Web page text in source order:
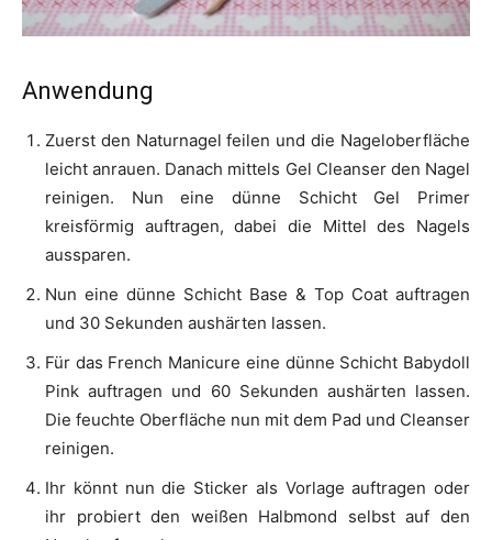
Anwendung
Zuerst den Naturnagel feilen und die Nageloberfläche
leicht anrauen. Danach mittels Gel Cleanser den Nagel
reinigen. Nun eine dünne Schicht Gel Primer
kreisförmig auftragen, dabei die Mittel des Nagels
aussparen.
Nun eine dünne Schicht Base & Top Coat auftragen
und 30 Sekunden aushärten lassen.
Für das French Manicure eine dünne Schicht Babydoll
Pink auftragen und 60 Sekunden aushärten lassen.
Die feuchte Oberfläche nun mit dem Pad und Cleanser
reinigen.
Ihr könnt nun die Sticker als Vorlage auftragen oder
ihr probiert den weißen Halbmond selbst auf den